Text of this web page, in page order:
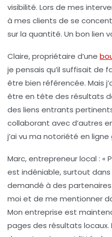
visibilité. Lors de mes
à mes clients de se
sur la quantité. Un bon lien
Claire, propriétaire d’une
je pensais qu’il suffisait de
être bien référencée. Mais
être en tête des résultats
des liens entrants
collaborant avec d’autres
j’ai vu ma notoriété en
Marc, entrepreneur local : «
est indéniable, surtout dans
demandé à des
moi et de me mentionner
Mon entreprise est
pages des résultats locaux.